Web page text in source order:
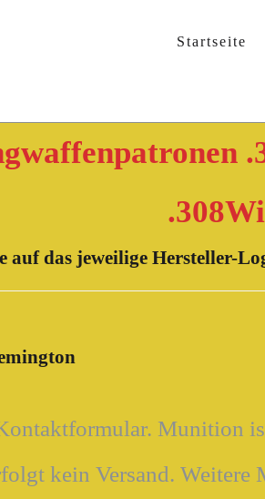
Startseite
auf das jeweilige Hersteller-
Munition
kein Versand.